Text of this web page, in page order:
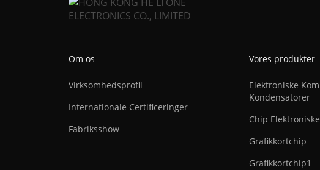
Om os
Virksomhedsprofil
Internationale Certificeringer
Fabriksshow
Vores produkter
Elektroniske
Kondensatorer
Chip
Grafikkortchip
Grafikkortchip1